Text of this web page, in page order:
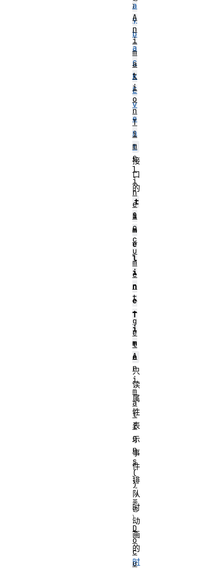
a
y
b
a
c
k
E
v
e
n
t
接
口
的
t
i
m
e
l
i
n
e
T
i
m
e
只
读
属
性
表
示
事
件
排
队
时
动
画
的
时
A
n
i
m
a
t
i
o
n
T
i
m
e
l
i
n
e
D
o
c
u
m
e
n
t
.
g
e
t
A
n
i
m
a
t
i
o
n
s
(
)
D
o
c
u